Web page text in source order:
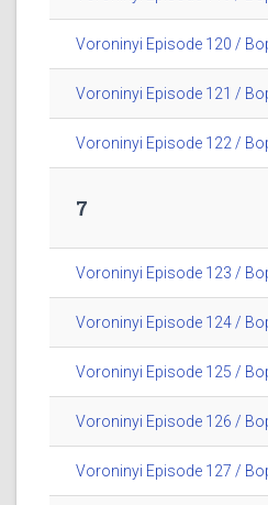
Voroninyi Episode 120 /
Voroninyi Episode 121 /
Voroninyi Episode 122 /
7
Voroninyi Episode 123 /
Voroninyi Episode 124 /
Voroninyi Episode 125 /
Voroninyi Episode 126 /
Voroninyi Episode 127 /